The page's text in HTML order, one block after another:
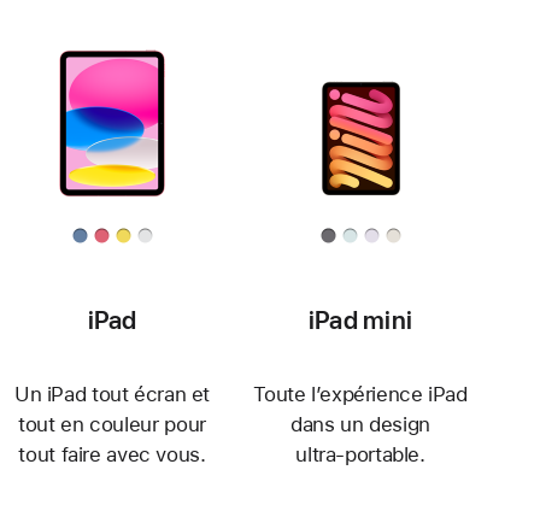
iPad
Un iPad tout écran et
tout en couleur pour
tout faire avec vous.
iPad mini
Toute l’expérience iPad
dans un design
ultra‑portable.